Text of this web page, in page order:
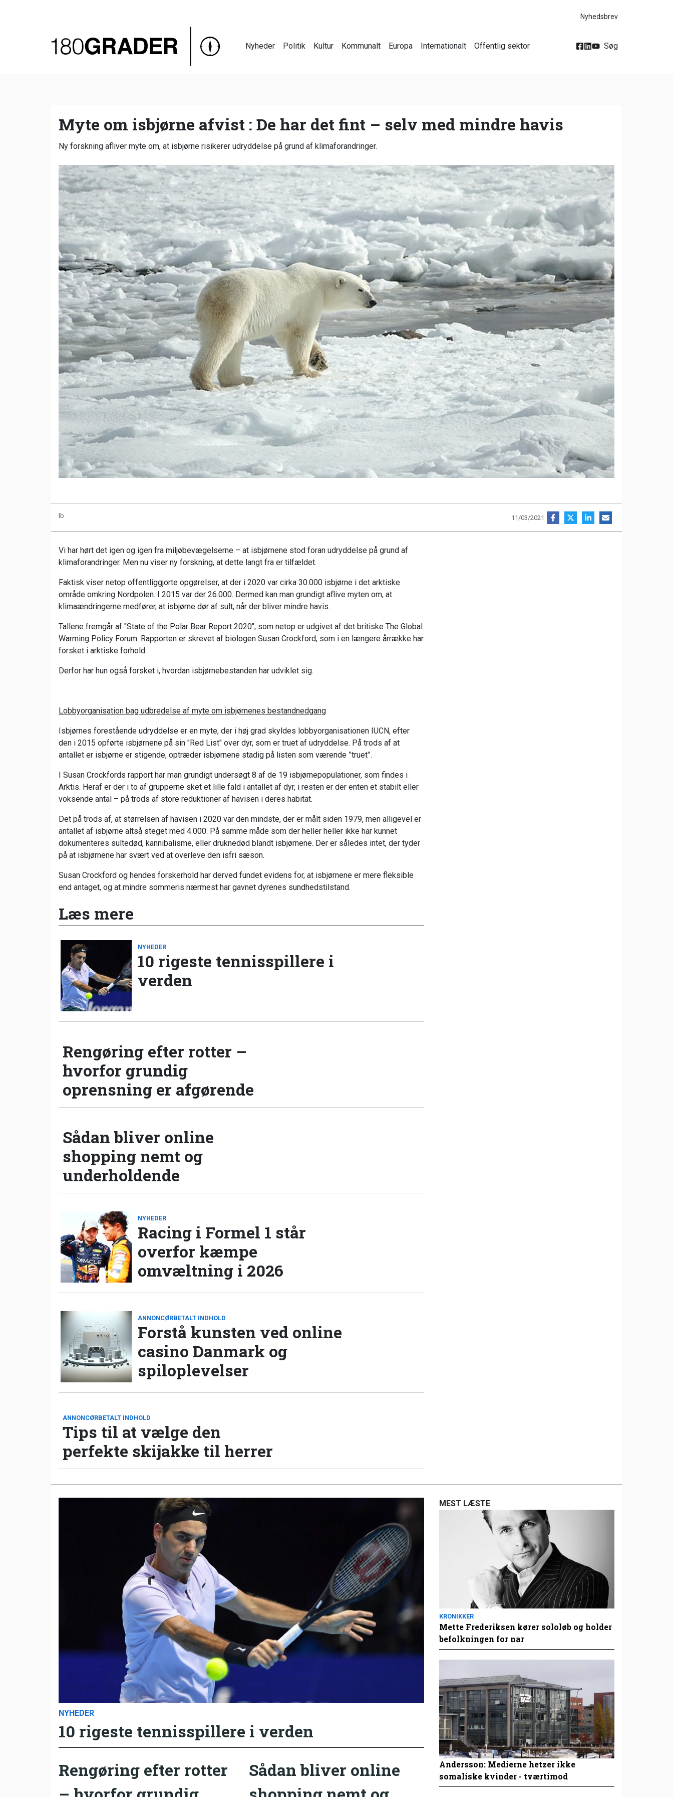
Nyhedsbrev
Nyheder Politik Kultur Kommunalt Europa Internationalt Offentlig sektor Søg
Myte om isbjørne afvist : De har det fint – selv med mindre havis
Ny forskning afliver myte om, at isbjørne risikerer udryddelse på grund af klimaforandringer.
lb 11/03/2021
Vi har hørt det igen og igen fra miljøbevægelserne – at isbjørnene stod foran udryddelse på grund af
klimaforandringer. Men nu viser ny forskning, at dette langt fra er tilfældet.
Faktisk viser netop offentliggjorte opgørelser, at der i 2020 var cirka 30.000 isbjørne i det arktiske
område omkring Nordpolen. I 2015 var der 26.000. Dermed kan man grundigt aflive myten om, at
klimaændringerne medfører, at isbjørne dør af sult, når der bliver mindre havis.
Tallene fremgår af "State of the Polar Bear Report 2020", som netop er udgivet af det britiske The Global
Warming Policy Forum. Rapporten er skrevet af biologen Susan Crockford, som i en længere årrække har
forsket i arktiske forhold.
Derfor har hun også forsket i, hvordan isbjørnebestanden har udviklet sig.
Lobbyorganisation bag udbredelse af myte om isbjørnenes bestandnedgang
Isbjørnes forestående udryddelse er en myte, der i høj grad skyldes lobbyorganisationen IUCN, efter
den i 2015 opførte isbjørnene på sin "Red List" over dyr, som er truet af udryddelse. På trods af at
antallet er isbjørne er stigende, optræder isbjørnene stadig på listen som værende ”truet”.
I Susan Crockfords rapport har man grundigt undersøgt 8 af de 19 isbjørnepopulationer, som findes i
Arktis. Heraf er der i to af grupperne sket et lille fald i antallet af dyr, i resten er der enten et stabilt eller
voksende antal – på trods af store reduktioner af havisen i deres habitat.
Det på trods af, at størrelsen af havisen i 2020 var den mindste, der er målt siden 1979, men alligevel er
antallet af isbjørne altså steget med 4.000. På samme måde som der heller heller ikke har kunnet
dokumenteres sultedød, kannibalisme, eller druknedød blandt isbjørnene. Der er således intet, der tyder
på at isbjørnene har svært ved at overleve den isfri sæson.
Susan Crockford og hendes forskerhold har derved fundet evidens for, at isbjørnene er mere fleksible
end antaget, og at mindre sommeris nærmest har gavnet dyrenes sundhedstilstand.
Læs mere
NYHEDER
10 rigeste tennisspillere i
verden
Rengøring efter rotter –
hvorfor grundig
oprensning er afgørende
Sådan bliver online
shopping nemt og
underholdende
NYHEDER
Racing i Formel 1 står
overfor kæmpe
omvæltning i 2026
ANNONCØRBETALT INDHOLD
Forstå kunsten ved online
casino Danmark og
spiloplevelser
ANNONCØRBETALT INDHOLD
Tips til at vælge den
perfekte skijakke til herrer
NYHEDER
10 rigeste tennisspillere i verden
Rengøring efter rotter
Sådan bliver online
MEST LÆSTE
KRONIKKER
Mette Frederiksen kører sololøb og holder
befolkningen for nar
Andersson: Medierne hetzer ikke
somaliske kvinder - tværtimod